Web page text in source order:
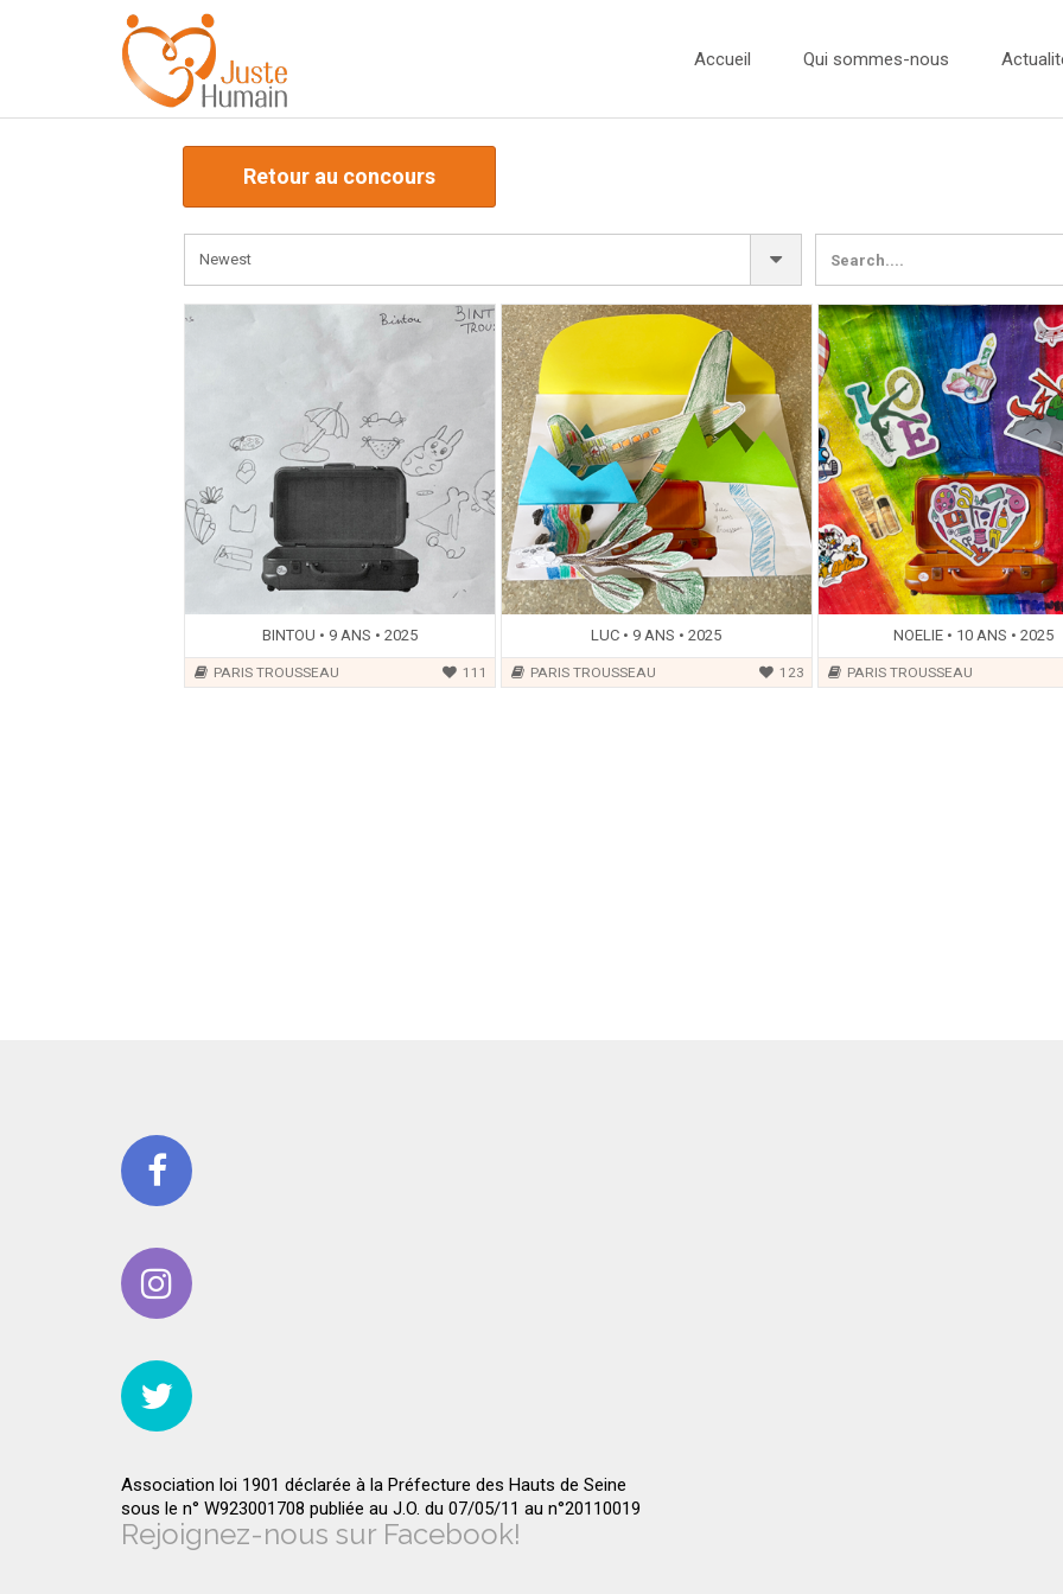
Accueil Qui sommes-nous
Nos Partenaires
Presse
Retour au concours
BINTOU • 9 ANS • 2025
PARIS TROUSSEAU 111
LUC • 9 ANS • 2025
PARIS TROUSSEAU 123
NOELIE • 10 ANS • 2025
PARIS TROUSSEAU
Association loi 1901 déclarée à la Préfecture des Hauts de Seine
sous le n° W923001708 publiée au J.O. du 07/05/11 au n°20110019
Rejoignez-nous sur Facebook!